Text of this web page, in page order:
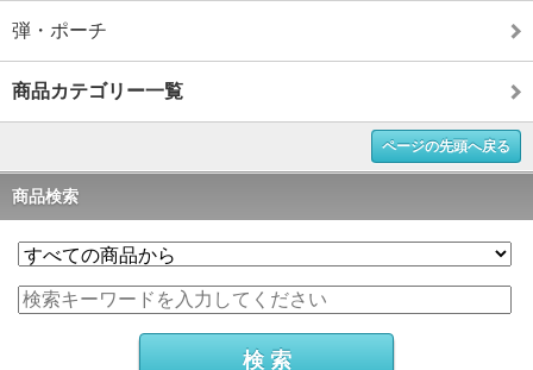
弾・ポーチ
商品カテゴリー一覧
ページの先頭へ戻る
商品検索